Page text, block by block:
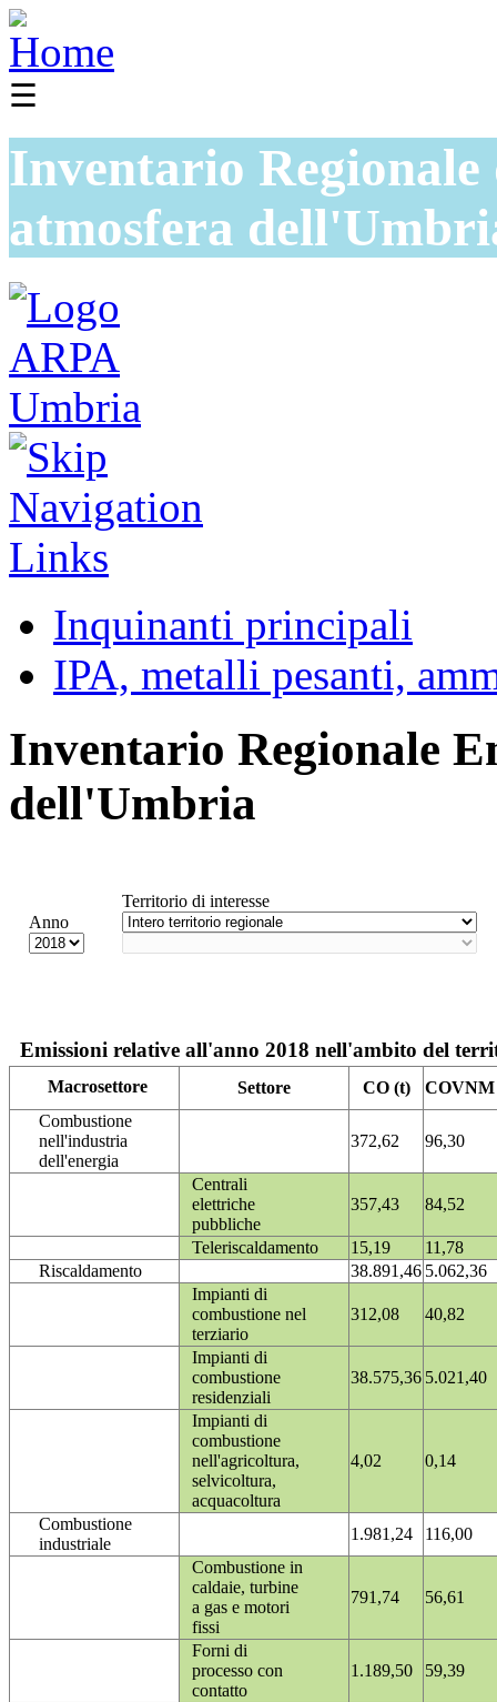
☰
Inventario
atmosfera
Inquinanti principali
IPA, metalli pesanti,
Inventario Regionale
dell'Umbria
Anno
Territorio di interesse
Emissioni relative all'anno 2018 nell'ambito del
Macrosettore Settore CO (t)
COVNM
Combustione
nell'industria
dell'energia
372,62 96,30
Centrali
elettriche
pubbliche
357,43 84,52
Teleriscaldamento 15,19
11,78
Riscaldamento
38.891,46 5.062,36
Impianti di
combustione nel
terziario
312,08 40,82
Impianti di
combustione
residenziali
38.575,36 5.021,40
Impianti di
combustione
nell'agricoltura,
selvicoltura,
acquacoltura
4,02 0,14
Combustione
industriale
1.981,24
116,00
Combustione in
caldaie, turbine
a gas e motori
fissi
791,74 56,61
Forni di
processo con
contatto
1.189,50 59,39